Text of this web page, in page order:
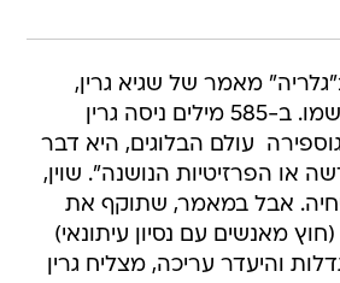
מאמר של שגיא גרין,
"אנטי-בלוגליזציה" שמו. ב-585 מילים ניסה גרין
 עולם הבלוגים, היא דבר
או הפרזיטיות הנושנה". שוין,
אבל במאמר, שתוקף את
מאנשים עם נסיון עיתונאי)
והיעדר עריכה, מצליח גרין